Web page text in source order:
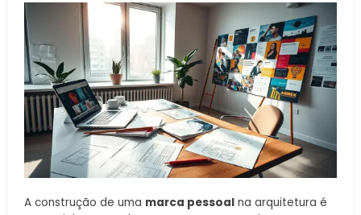
A construção de uma marca pessoal na arquitetura é